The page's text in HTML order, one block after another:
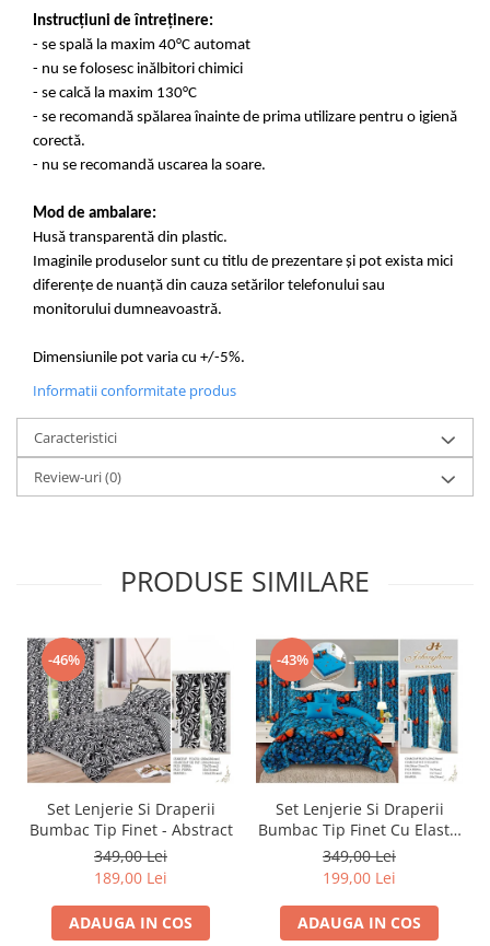
Instrucțiuni de întreținere:
- se spală la maxim 40°C automat
- nu se folosesc inălbitori chimici
- se calcă la maxim 130°C
- se recomandă spălarea înainte de prima utilizare pentru o igienă
corectă.
- nu se recomandă uscarea la soare.
Mod de ambalare:
Husă transparentă din plastic.
Imaginile produselor sunt cu titlu de prezentare și pot exista mici
diferențe de nuanță din cauza setărilor telefonului sau
monitorului dumneavoastră.
Dimensiunile pot varia cu +/-5%.
Informatii conformitate produs
Caracteristici
Review-uri(0)
PRODUSE SIMILARE
-46%
Set Lenjerie Si Draperii
Bumbac Tip Finet - Abstract
349,00 Lei
189,00 Lei
ADAUGA IN COS
-43%
Set Lenjerie Si Draperii
Bumbac Tip Finet Cu Elastic
- Dansul Fluturilor
349,00 Lei
199,00 Lei
ADAUGA IN COS